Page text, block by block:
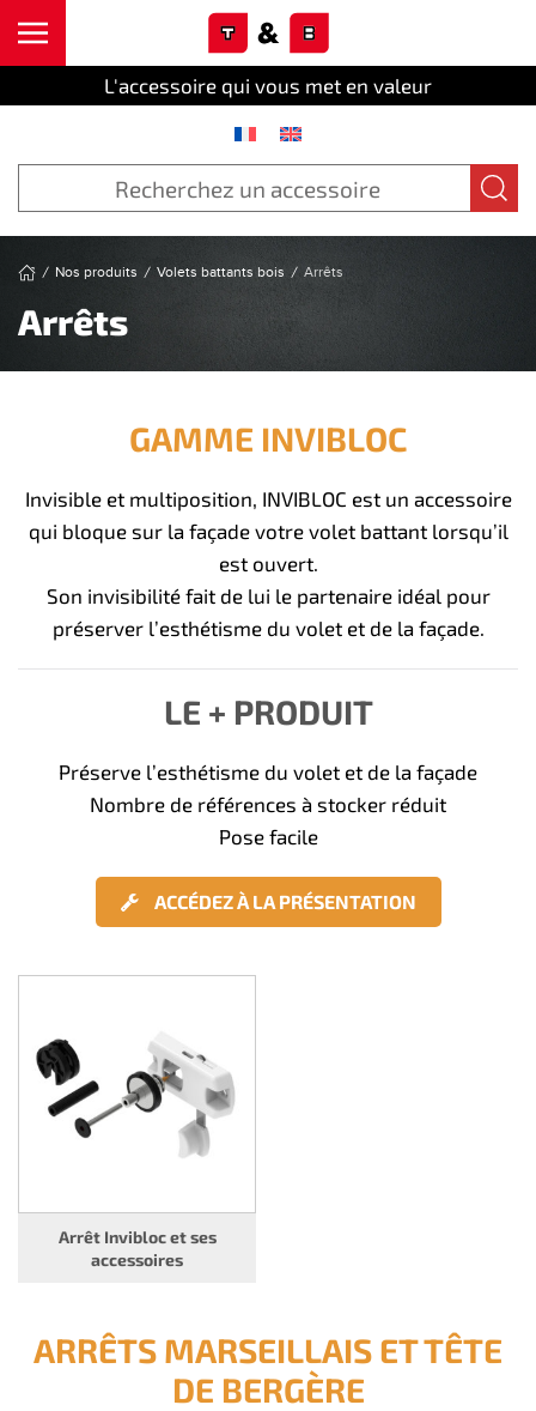
L'accessoire qui vous met en valeur
Nos produits Volets battants bois Arrêts
Arrêts
GAMME INVIBLOC
Invisible et multiposition, INVIBLOC est un accessoire
qui bloque sur la façade votre volet battant lorsqu’il
est ouvert.
Son invisibilité fait de lui le partenaire idéal pour
préserver l’esthétisme du volet et de la façade.
LE + PRODUIT
Préserve l’esthétisme du volet et de la façade
Nombre de références à stocker réduit
Pose facile
ACCÉDEZ À LA PRÉSENTATION
Arrêt Invibloc et ses
accessoires
ARRÊTS MARSEILLAIS ET TÊTE
DE BERGÈRE
Cookies management panel